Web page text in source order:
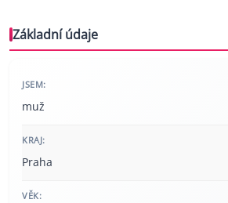
Základní údaje
JSEM:
muž
KRAJ:
Praha
VĚK: